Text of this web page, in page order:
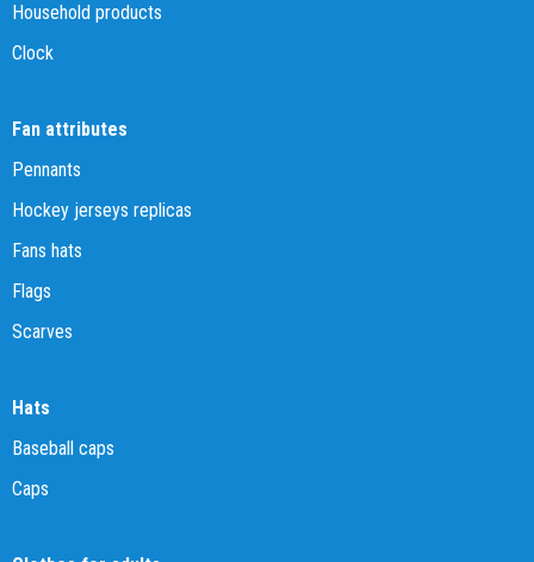
Household products
Clock
Fan attributes
Pennants
Hockey jerseys replicas
Fans hats
Flags
Scarves
Hats
Baseball caps
Caps